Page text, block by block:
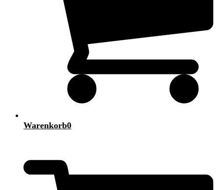
Warenkorb0